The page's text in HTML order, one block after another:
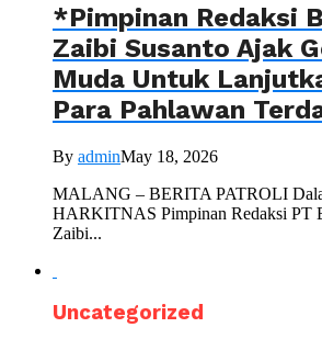
*Pimpinan Redaksi
Zaibi Susanto Ajak
Muda Untuk
Para Pahlawan
By adminMay 18, 2026
MALANG – BERITA PATROLI
HARKITNAS Pimpinan Redaksi PT
Zaibi...
Uncategorized